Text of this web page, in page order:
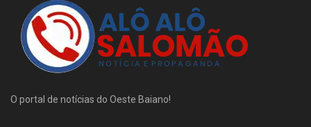
O portal de notícias do Oeste Baiano!